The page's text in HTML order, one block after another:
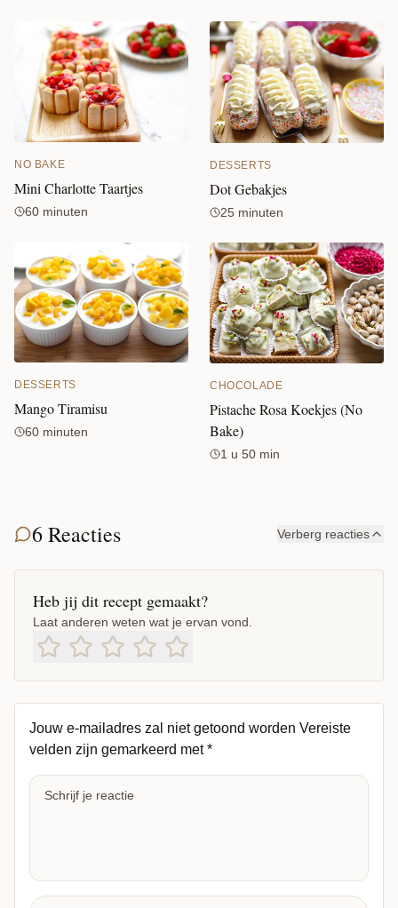
NO BAKE
Mini Charlotte Taartjes
60 minuten
DESSERTS
Dot Gebakjes
25 minuten
DESSERTS
Mango Tiramisu
60 minuten
CHOCOLADE
Pistache Rosa Koekjes (No
Bake)
1 u 50 min
6 Reacties Verberg reacties
Heb jij dit recept gemaakt?
Laat anderen weten wat je ervan vond.
Jouw e-mailadres zal niet getoond worden Vereiste
velden zijn gemarkeerd met*